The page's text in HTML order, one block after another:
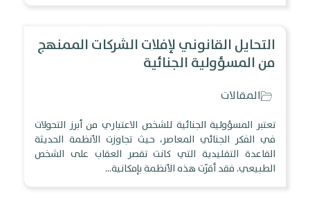
التحايل القانوني لإفلات الشركات الممنهج
من المسؤولية الجنائية
المقالات
تعتبر المسؤولية الجنائية للشخص الاعتباري من أبرز التحولات
في الفكر الجنائي المعاصر، حيث تجاوزت الأنظمة الحديثة
القاعدة التقليدية التي كانت تقصر العقاب على الشخص
الطبيعي. فقد أقرّت هذه الأنظمة بإمكانية…